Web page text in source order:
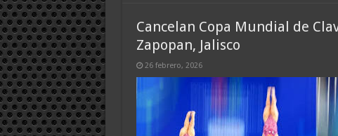
Cancelan Copa Mundial de
Zapopan, Jalisco
26 febrero, 2026